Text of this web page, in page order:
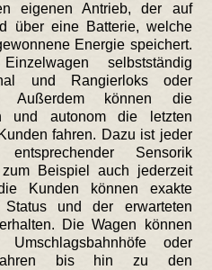
eigenen Antrieb, der auf
über eine Batterie, welche
Energie speichert.
selbstständig
und Rangierloks oder
Außerdem können die
und autonom die letzten
fahren. Dazu ist jeder
Sensorik
Beispiel auch jederzeit
Kunden können exakte
und der erwarteten
Die Wagen können
oder
bis hin zu den